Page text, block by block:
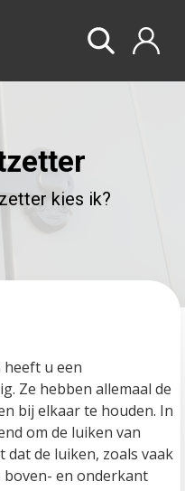
kies ik?
u een
Ze hebben allemaal de
bij elkaar te houden. In
om de luiken van
de luiken, zoals vaak
boven- en onderkant